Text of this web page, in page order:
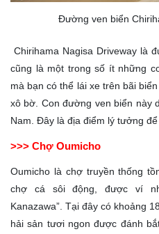
Đường ven biển
Chirihama Nagisa Driveway là
cũng là một trong số ít những
mà bạn có thể lái xe trên bãi
xô bờ. Con đường ven biển này
Nam. Đây là địa điểm lý tưởng
>>> Chợ Oumicho
Oumicho là chợ truyền thống
chợ cá sôi động, được ví
Kanazawa”. Tại đây có khoảng
hải sản tươi ngon được đánh